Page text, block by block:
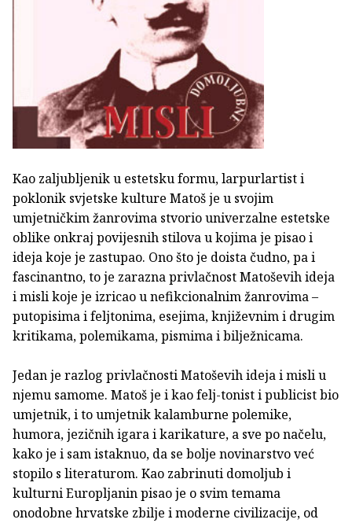
Kao zaljubljenik u estetsku formu, larpurlartist i
poklonik svjetske kulture Matoš je u svojim
umjetničkim žanrovima stvorio univerzalne estetske
oblike onkraj povijesnih stilova u kojima je pisao i
ideja koje je zastupao. Ono što je doista čudno, pa i
fascinantno, to je zarazna privlačnost Matoševih ideja
i misli koje je izricao u nefikcionalnim žanrovima –
putopisima i feljtonima, esejima, književnim i drugim
kritikama, polemikama, pismima i bilježnicama.
Jedan je razlog privlačnosti Matoševih ideja i misli u
njemu samome. Matoš je i kao felj-tonist i publicist bio
umjetnik, i to umjetnik kalamburne polemike,
humora, jezičnih igara i karikature, a sve po načelu,
kako je i sam istaknuo, da se bolje novinarstvo već
stopilo s literaturom. Kao zabrinuti domoljub i
kulturni Europljanin pisao je o svim temama
onodobne hrvatske zbilje i moderne civilizacije, od